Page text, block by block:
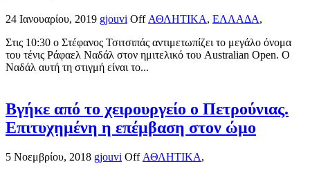
24 Ιανουαρίου, 2019 gjouvi Off ΑΘΛΗΤΙΚΑ, ΕΛΛΑΔΑ,
Στις 10:30 ο Στέφανος Τσιτσιπάς αντιμετωπίζει το μεγάλο όνομα
του τένις Ράφαελ Ναδάλ στον ημιτελικό του Australian Open. Ο
Ναδάλ αυτή τη στιγμή είναι το...
Βγήκε από το χειρουργείο ο Πετρούνιας.
Επιτυχημένη η επέμβαση στον ώμο
5 Νοεμβρίου, 2018 gjouvi Off ΑΘΛΗΤΙΚΑ,